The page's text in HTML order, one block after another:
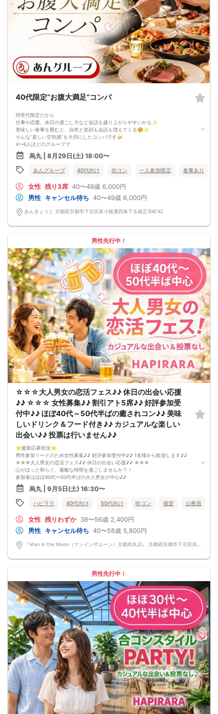
【お支払い方法】
当日現金払い♪
楽々♪クレジット払い♪
＜申込画面でいずれかを選択ください＞
※お申し込み後、即時でお客様のお席を確保しています♪
規定のキャンセルポリシーが適用されます。ご確認の上、お申込み願います。
男女調整・お席の確保等を行っております運営都合上、ご理解をお願いします。
【会場での受付】
10分前より受付♪
【ご参加規約】
開催中のマスク着用は任意とさせていただきます。
ドリンクメニュー・フード類については店舗により若干変更する場合がありま
男女調整のため規定のキャンセルポリシーが適用されます。ご確認の上、お申込
お席の確保等を行っております運営都合上、ご理解をお願いします。
最少催行人数2対2～
ただし当日欠席による人数減少は不可抗力のため返金は行いません。
本イベントは貴重な同世代との出会いの場です。
上記同意了承の上お申し込みいただいたとみなします。
イベント当日、イベントの進行をスムーズにする為、スタッフの指示に従ってく
ださい。
40代限定“お腹大満足”コンパ
同世代限定だから
仕事や恋愛、休日の過ごし方など会話も盛り上がりやすいかも✨
美味しい食事を囲むと、自然と笑顔も会話も増えてくる😊✨
そんな“楽しい空気感”を大切にしたコンパです🍻
4〜6人ほどのグループで
美味しいごはんを楽しみながら
ゆったり交流していただくスタイルです😊
席替えもしながら交流するので
異性全員と自然にお話しいただけます🍀
どちらも満喫しに来てください🍻💕
〈こんな方におススメ〉
✔気軽に参加したいけど、真剣な出会いも大切にしたい
✔リラックスしながら、自然なご縁を見つけたい
✔ひとり参加でも安心できる環境がほしい
〈中止判断タイミング〉
前日20時
烏丸 | 8月29日(土) 18:00〜
あんグループ 40代向け 街コン 一人参加限定 食事あり
女性 残り3席 40〜49歳 6,000円
男性 キャンセル待ち 40〜49歳 6,000円
あんきょうと 京都府京都市下京区富小路通四条下る徳正寺町42
男性先行中！
☆☆☆大人男女の恋活フェス♪♪ 休日の出会い応援
♪♪ ☆☆☆ 女性募集♪♪ 割引アト5席♪♪ 好評参加受
付中♪♪ ほぼ40代～50代半ばの癒されコン♪♪ 美味
しいドリンク＆フード付き♪♪ カジュアルな楽しい
出会い♪♪ 投票は行いません♪♪
⭐️最新応募状況⭐️
男性参加リードのため女性募集♪♪ 好評参加受付中♪♪ 1名様から歓迎します♪♪
☆☆☆大人男女の恋活フェス♪♪ 休日の出会い応援♪♪ ☆☆☆
心がほっと和らぐ、素敵な時間を過ごしませんか？！
参加者はほぼ40代〜50代半ばの大人男女が中心♪♪
同世代だからこそ趣味や暮らし、これまでの経験など、自然と共感できる会話が
生まれます。
「落ち着いた雰囲気の中で、カジュアルで楽しい出会いがほしい♪♪」
そんな方におすすめのイベントです♪♪
美味しいドリンクやフードを楽しみながら、
周囲を気にせず、リラックスして交流できます。
会話しやすい和やかな雰囲気なので、安心してご参加いただけます♪♪
「まずはお友達から仲良くなりたい♪」
「気になる人とカフェやランチデートに行ってみたい♪」
～開催形式について～
ゆったり着席スタイル♪♪
美味しいドリンクをサービス♡（ソフトドリンク・ノンアルカクテル・カクテ
ル・ビール等♪♪）
連絡先交換自由♪♪ 次に繋がりやすい♪♪
【お支払い方法】
当日現金払い♪
楽々♪クレジット払い♪
＜申込画面でいずれかを選択ください＞
※お申し込み後、即時でお客様のお席を確保しています♪
規定のキャンセルポリシーが適用されます。ご確認の上、お申込み願います。
男女調整・お席の確保等を行っております運営都合上、ご理解をお願いします。
【会場での受付】
10分前より受付♪
【ご参加規約】
開催中のマスク着用は任意とさせていただきます。
ドリンクメニュー・フード類については店舗により若干変更する場合がありま
す。
烏丸 | 9月5日(土) 16:30〜
ハピララ 40代向け 50代向け 街コン 個室 公務員
女性 残りわずか 38〜56歳 2,400円
男性 キャンセル待ち 40〜58歳 5,800円
『Ｍan in the Moon（マンインザムーン）京都烏丸店』 京都府京都市下京区烏丸通高辻下る因幡堂町713番地
男性先行中！